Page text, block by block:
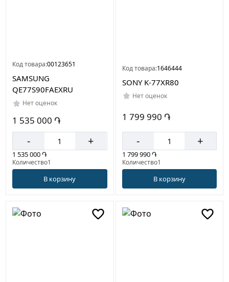
Код товара:00123651
SAMSUNG
QE77S90FAEXRU
Нет оценок
1 535 000 ֏
- +
1 535 000 ֏
Количество1
В корзину
Код товара:1646444
SONY K-77XR80
Нет оценок
1 799 990 ֏
- +
1 799 990 ֏
Количество1
В корзину